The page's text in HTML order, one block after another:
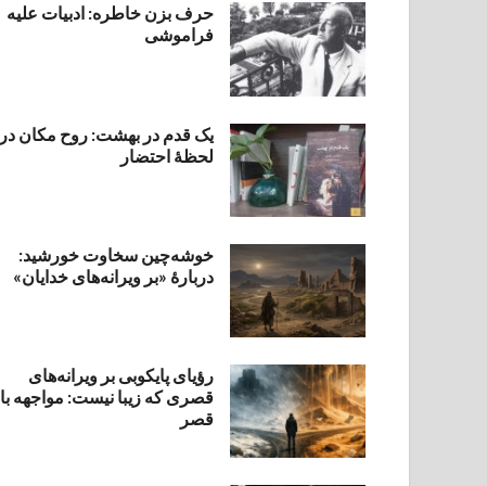
حرف بزن خاطره: ادبیات علیه
فراموشی
یک قدم در بهشت: روح مکان در
لحظهٔ احتضار
خوشه‌چین سخاوت خورشید:
دربارهٔ «بر ویرانه‌های خدایان»
رؤیای پایکوبی بر ویرانه‌های
قصری که زیبا نیست: مواجهه با
قصر